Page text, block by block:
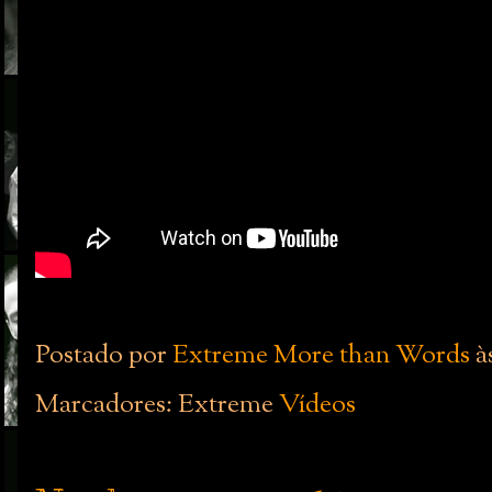
Postado porExtreme More than Words
Marcadores: ExtremeVídeos